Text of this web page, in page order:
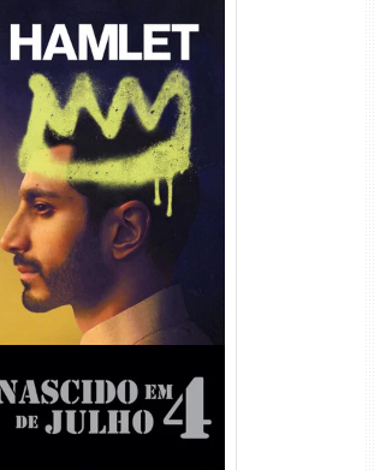
Hamlet Torrent (2026) WEB-
DL 1080p Dual Áudio